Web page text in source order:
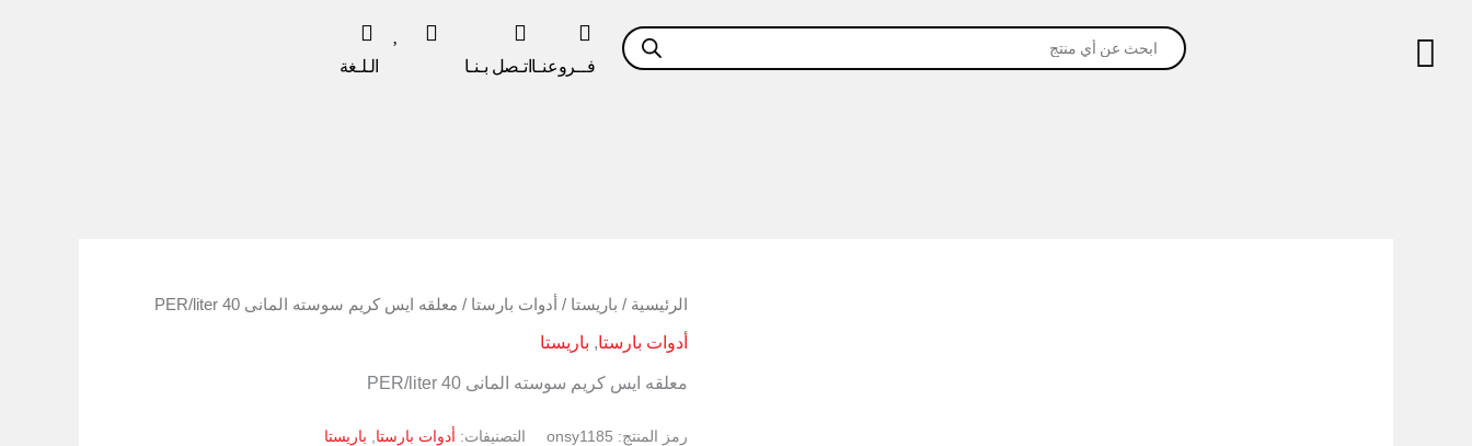
المحتوى
Products
search
فــروعنـا اتـصل بـنـا الـلـغة
الرئيسية / باريستا / أدوات بارستا / معلقه ايس كريم سوسته المانى 40 PER/liter
أدوات بارستا, باريستا
معلقه ايس كريم سوسته المانى 40 PER/liter
رمز المنتج: onsy1185 التصنيفات: أدوات بارستا باريستا
كمية
ايس
سوسته